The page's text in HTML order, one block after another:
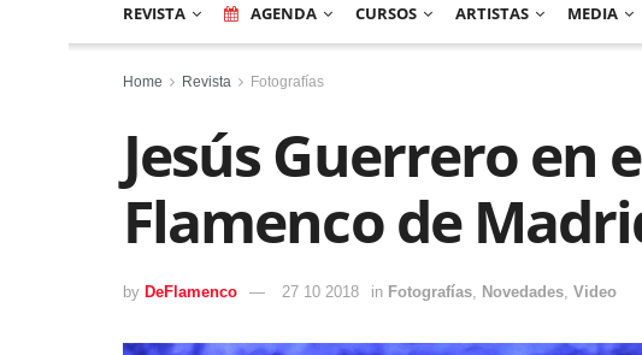
REVISTA AGENDA CURSOS ARTISTAS MEDIA
Home Revista Fotografías
Jesús Guerrero en
Flamenco de
by DeFlamenco 27 10 2018 in Fotografías, Novedades, Video